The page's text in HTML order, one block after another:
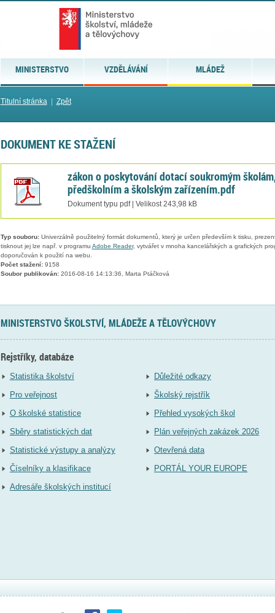
MINISTERSTVO VZDĚLÁVÁNÍ MLÁDEŽ
Titulní stránka| Zpět
DOKUMENT KE STAŽENÍ
zákon o poskytování dotací soukromým
předškolním a školským zařízením.pdf
Dokument typu pdf | Velikost 243,98 kB
Typ souboru:Univerzálně použitelný formát dokumentů, který je určen především k tisku,
tisknout jej lze např. v programu Adobe Reader, vytvářet v mnoha kancelářských a grafických
doporučován k použití na webu.
Počet stažení:9158
Soubor publikován:2016-08-16 14:13:36, Marta Ptáčková
MINISTERSTVO ŠKOLSTVÍ, MLÁDEŽE A TĚLOVÝCHOVY
Rejstříky, databáze
Statistika školství
Pro veřejnost
O školské statistice
Sběry statistických dat
Statistické výstupy a analýzy
Číselníky a klasifikace
Adresáře školských institucí
Důležité odkazy
Školský rejstřík
Přehled vysokých škol
Plán veřejných zakázek 2026
Otevřená data
PORTÁL YOUR EUROPE